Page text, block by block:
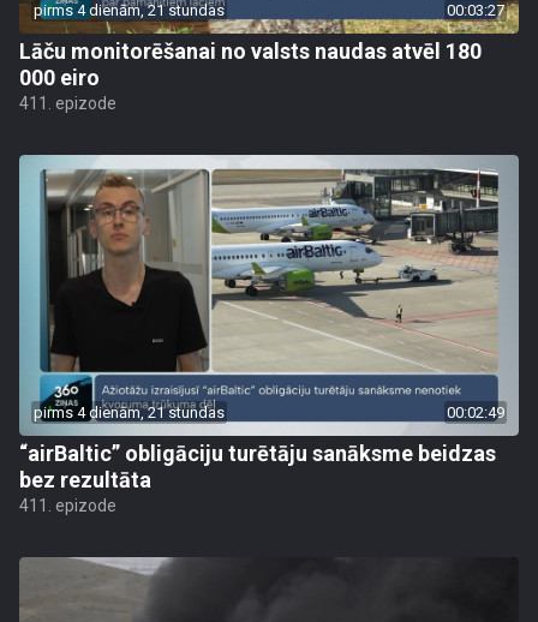
pirms 4 dienām, 21 stundas 00:03:27
Lāču monitorēšanai no valsts naudas atvēl 180
000 eiro
411. epizode
pirms 4 dienām, 21 stundas 00:02:49
“airBaltic” obligāciju turētāju sanāksme beidzas
bez rezultāta
411. epizode